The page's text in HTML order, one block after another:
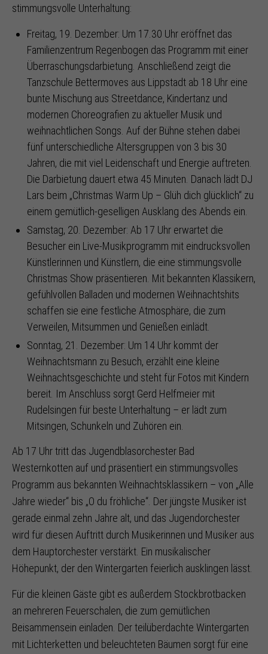
stimmungsvolle Unterhaltung:
Freitag, 19. Dezember: Um 17.30 Uhr eröffnet das
Familienzentrum Regenbogen das Programm mit einer
Überraschungsdarbietung. Anschließend zeigt die
Tanzschule Bettermoves aus Lippstadt ab 18 Uhr eine
bunte Mischung aus Streetdance, Kindertanz und
modernen Choreografien zu aktueller Musik und
weihnachtlichen Songs. Auf der Bühne stehen dabei
fünf unterschiedliche Altersgruppen von 3 bis 30
Jahren, die mit viel Leidenschaft und Energie auftreten.
Die Darbietung dauert etwa 45 Minuten. Danach lädt DJ
Lars beim „Christmas Warm Up – Glüh dich glücklich“ zu
einem gemütlich-geselligen Ausklang des Abends ein.
Samstag, 20. Dezember: Ab 17 Uhr erwartet die
Besucher ein Live-Musikprogramm mit eindrucksvollen
Künstlerinnen und Künstlern, die eine stimmungsvolle
Christmas Show präsentieren. Mit bekannten Klassikern,
gefühlvollen Balladen und modernen Weihnachtshits
schaffen sie eine festliche Atmosphäre, die zum
Verweilen, Mitsummen und Genießen einlädt.
Sonntag, 21. Dezember: Um 14 Uhr kommt der
Weihnachtsmann zu Besuch, erzählt eine kleine
Weihnachtsgeschichte und steht für Fotos mit Kindern
bereit. Im Anschluss sorgt Gerd Helfmeier mit
Rudelsingen für beste Unterhaltung – er lädt zum
Mitsingen, Schunkeln und Zuhören ein.
Ab 17 Uhr tritt das Jugendblasorchester Bad
Westernkotten auf und präsentiert ein stimmungsvolles
Programm aus bekannten Weihnachtsklassikern – von „Alle
Jahre wieder“ bis „O du fröhliche“. Der jüngste Musiker ist
gerade einmal zehn Jahre alt, und das Jugendorchester
wird für diesen Auftritt durch Musikerinnen und Musiker aus
dem Hauptorchester verstärkt. Ein musikalischer
Höhepunkt, der den Wintergarten feierlich ausklingen lässt.
Für die kleinen Gäste gibt es außerdem Stockbrotbacken
an mehreren Feuerschalen, die zum gemütlichen
Beisammensein einladen. Der teilüberdachte Wintergarten
mit Lichterketten und beleuchteten Bäumen sorgt für eine